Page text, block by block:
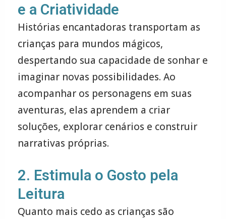
e a Criatividade
Histórias encantadoras transportam as
crianças para mundos mágicos,
despertando sua capacidade de sonhar e
imaginar novas possibilidades. Ao
acompanhar os personagens em suas
aventuras, elas aprendem a criar
soluções, explorar cenários e construir
narrativas próprias.
2. Estimula o Gosto pela
Leitura
Quanto mais cedo as crianças são